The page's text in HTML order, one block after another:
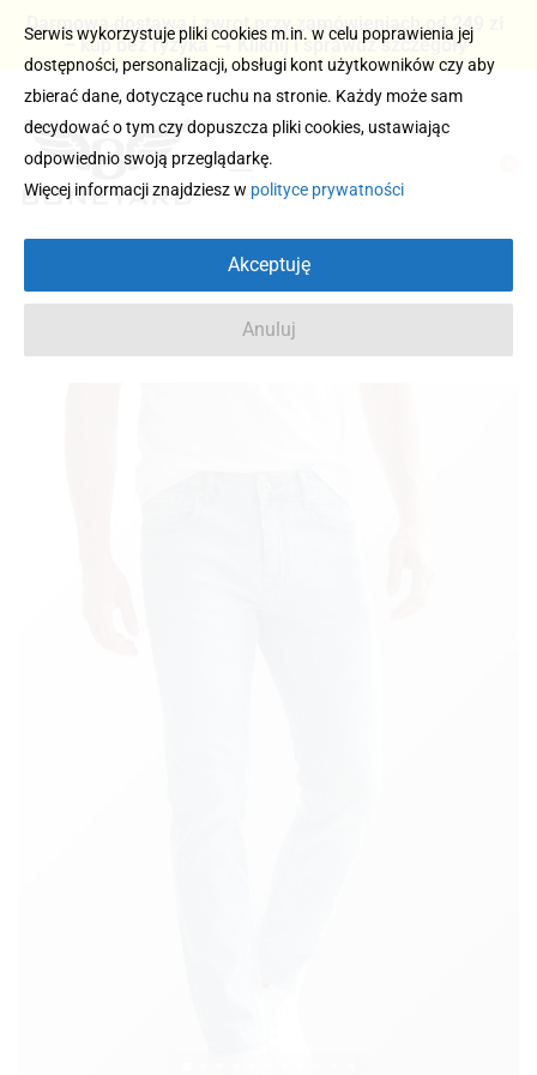
Darmowa dostawa i zwrot przy zamówieniach od 249 zł
– kup bez ryzyka → Kliknij i sprawdź szczegóły
Serwis wykorzystuje pliki cookies m.in. w celu poprawienia jej
dostępności, personalizacji, obsługi kont użytkowników czy aby
zbierać dane, dotyczące ruchu na stronie. Każdy może sam
decydować o tym czy dopuszcza pliki cookies, ustawiając
odpowiednio swoją przeglądarkę.
Więcej informacji znajdziesz w polityce prywatności
Akceptuję
Anuluj